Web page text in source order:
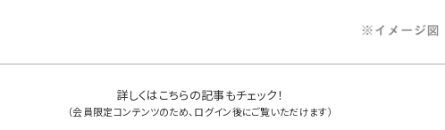
詳しくはこちらの記事もチェック！
（会員限定コンテンツのため、ログイン後にご覧いただけます）